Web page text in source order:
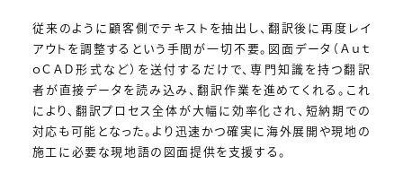
従来のように顧客側でテキストを抽出し、翻訳後に再度レイ
アウトを調整するという手間が一切不要。図面データ（Ａｕｔ
ｏＣＡＤ形式など）を送付するだけで、専門知識を持つ翻訳
者が直接データを読み込み、翻訳作業を進めてくれる。これ
により、翻訳プロセス全体が大幅に効率化され、短納期での
対応も可能となった。より迅速かつ確実に海外展開や現地の
施工に必要な現地語の図面提供を支援する。